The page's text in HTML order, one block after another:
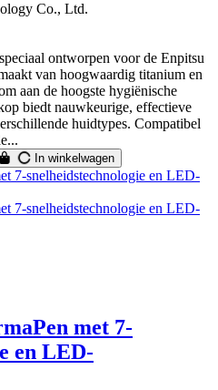
Co., Ltd.
ontworpen voor de Enpitsu
van hoogwaardig titanium en
aan de hoogste hygiënische
biedt nauwkeurige, effectieve
huidtypes. Compatibel
In winkelwagen
met 7-
en LED-